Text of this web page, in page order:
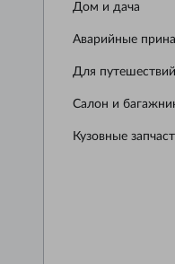
Дом и дача
Аварийные
Для
Салон и
Кузовные